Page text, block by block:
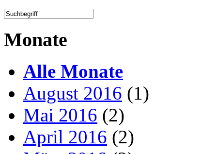
Monate
Alle Monate
August 2016 (1)
Mai 2016 (2)
April 2016 (2)